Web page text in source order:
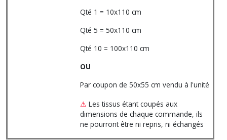
Qté 1 = 10x110 cm
Qté 5 = 50x110 cm
Qté 10 = 100x110 cm
OU
Par coupon de 50x55 cm vendu à l'unité
⚠ Les tissus étant coupés aux
dimensions de chaque commande, ils
ne pourront être ni repris, ni échangés